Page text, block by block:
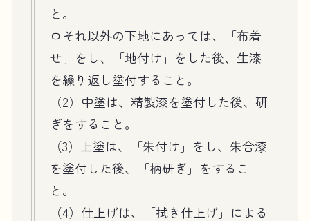
と。
ロそれ以外の下地にあっては、「布着
せ」をし、「地付け」をした後、生漆
を繰り返し塗付すること。
（2）中塗は、精製漆を塗付した後、研
ぎをすること。
（3）上塗は、「朱付け」をし、朱合漆
を塗付した後、「柄研ぎ」をするこ
と。
（4）仕上げは、「拭き仕上げ」による